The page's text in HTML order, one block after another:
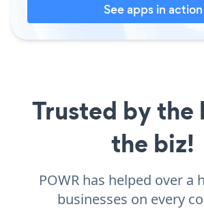
See apps in action
Trusted by the
the biz!
POWR has helped over a
businesses on every